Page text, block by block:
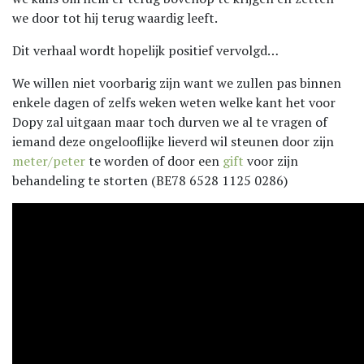
we door tot hij terug waardig leeft.
Dit verhaal wordt hopelijk positief vervolgd…
We willen niet voorbarig zijn want we zullen pas binnen
enkele dagen of zelfs weken weten welke kant het voor
Dopy zal uitgaan maar toch durven we al te vragen of
iemand deze ongelooflijke lieverd wil steunen door zijn
meter/peterte worden of door een gift voor zijn
behandeling te storten (BE78 6528 1125 0286)